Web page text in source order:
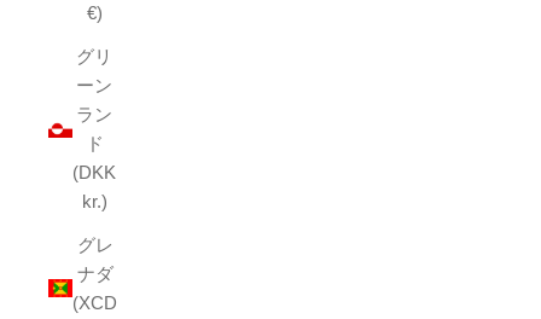
€)
グリ
ーン
ラン
ド
(DKK
kr.)
グレ
ナダ
(XCD